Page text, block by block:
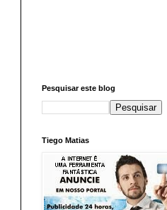
Pesquisar este blog
Tiego Matias